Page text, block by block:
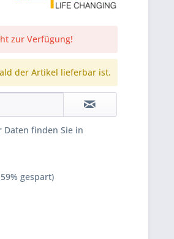
zur Verfügung!
der Artikel lieferbar ist.
finden Sie in
gespart)